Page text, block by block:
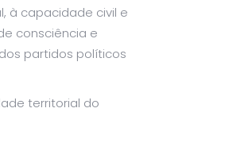
à capacidade civil e
consciência e
partidos políticos
territorial do